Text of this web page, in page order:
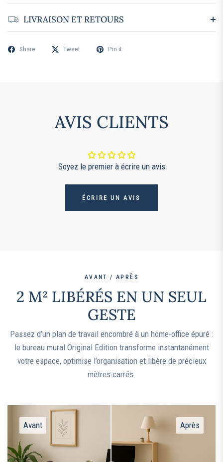
LIVRAISON ET RETOURS
Share Tweet Pin it
AVIS CLIENTS
Soyez le premier à écrire un avis
ÉCRIRE UN AVIS
AVANT / APRÈS
2 M² LIBÉRÉS EN UN SEUL
GESTE
Passez d’un plan de travail encombré à un home-office épuré :
le bureau mural Original Edition transforme instantanément
votre espace, optimise l’organisation et libère de précieux
mètres carrés.